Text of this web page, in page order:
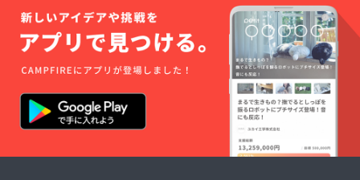
年保護
及び健
全育成
の観点
から有
害であ
るもの
又はそ
のおそ
れのあ
の ⑧
るもの
③人権
侵害と
なるも
の又は
そのお
それの
あるも
の ④政
治性の
の ⑤宗
きやす
いので
ご協力
してい
ただけ
ますと
幸いで
す...） ※
次のい
ずれか
する場